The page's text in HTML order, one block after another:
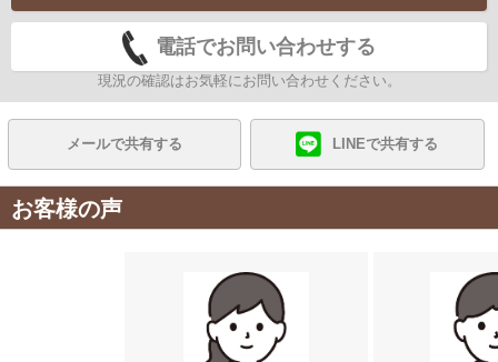
電話でお問い合わせする
現況の確認はお気軽にお問い合わせください。
メールで共有する LINEで共有する
お客様の声